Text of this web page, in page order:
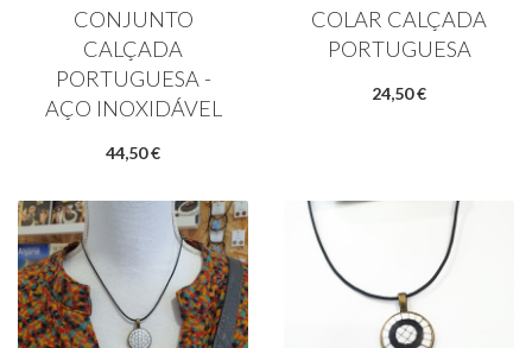
CONJUNTO
CALÇADA
PORTUGUESA -
AÇO INOXIDÁVEL
44,50 €
COLAR CALÇADA
PORTUGUESA
24,50 €